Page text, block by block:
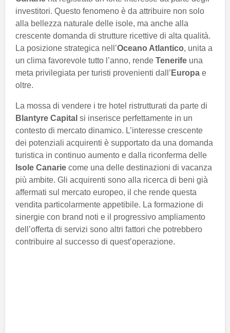
investitori. Questo fenomeno è da attribuire non solo
alla bellezza naturale delle isole, ma anche alla
crescente domanda di strutture ricettive di alta qualità.
La posizione strategica nell’Oceano Atlantico, unita a
un clima favorevole tutto l’anno, rende Tenerife una
meta privilegiata per turisti provenienti dall’ Europa e
oltre.
La mossa di vendere i tre hotel ristrutturati da parte di
Blantyre Capital si inserisce perfettamente in un
contesto di mercato dinamico. L’interesse crescente
dei potenziali acquirenti è supportato da una domanda
turistica in continuo aumento e dalla riconferma delle
Isole Canarie come una delle destinazioni di vacanza
più ambite. Gli acquirenti sono alla ricerca di beni già
affermati sul mercato europeo, il che rende questa
vendita particolarmente appetibile. La formazione di
sinergie con brand noti e il progressivo ampliamento
dell’offerta di servizi sono altri fattori che potrebbero
contribuire al successo di quest’operazione.